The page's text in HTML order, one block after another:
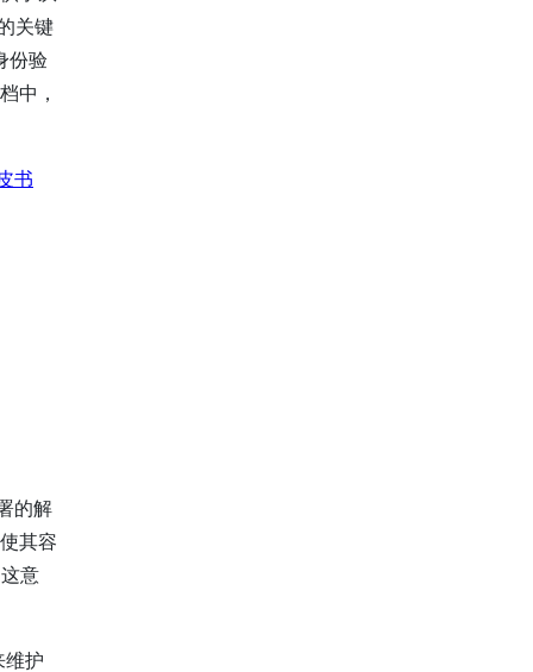
关键
份验
中，
书
的解
其容
意
维护